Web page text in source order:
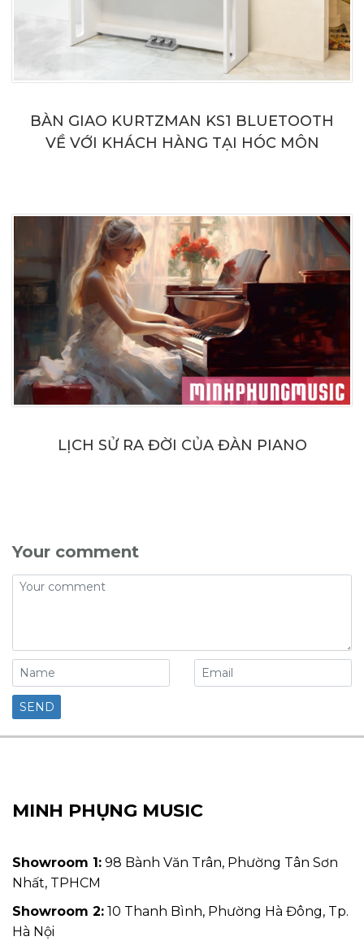
BÀN GIAO KURTZMAN KS1 BLUETOOTH
VỀ VỚI KHÁCH HÀNG TẠI HÓC MÔN
LỊCH SỬ RA ĐỜI CỦA ĐÀN PIANO
Your comment
MINH PHỤNG MUSIC
Showroom 1: 98 Bành Văn Trân, Phường Tân Sơn
Nhất, TPHCM
Showroom 2: 10 Thanh Bình, Phường Hà Đông, Tp.
Hà Nội